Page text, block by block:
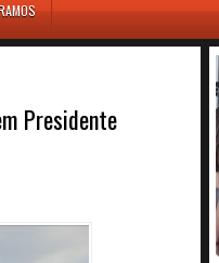
Presidente